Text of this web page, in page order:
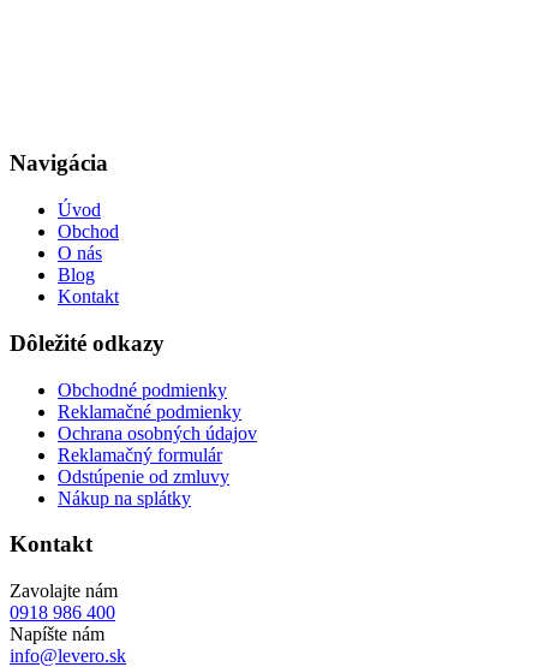
Navigácia
Úvod
Obchod
O nás
Blog
Kontakt
Dôležité odkazy
Obchodné podmienky
Reklamačné podmienky
Ochrana osobných údajov
Reklamačný formulár
Odstúpenie od zmluvy
Nákup na splátky
Kontakt
Zavolajte nám
0918 986 400
Napíšte nám
info@levero.sk